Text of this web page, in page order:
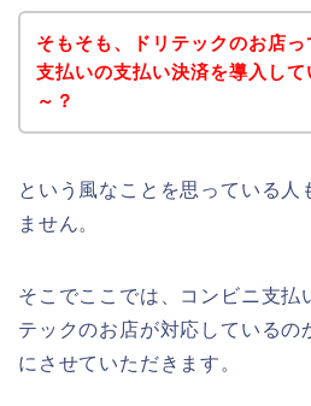
そもそも、ドリテックのお店っ
支払いの支払い決済を導入して
～？
という風なことを思っている人
ません。
そこでここでは、コンビニ支払
テックのお店が対応しているの
にさせていただきます。